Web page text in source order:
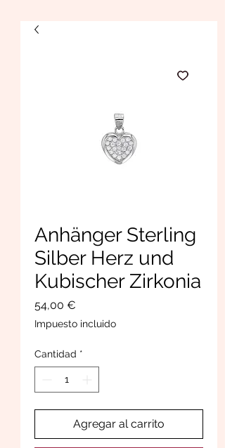
Anhänger Sterling
Silber Herz und
Kubischer Zirkonia
54,00 €
Impuesto incluido
Cantidad *
Agregar al carrito